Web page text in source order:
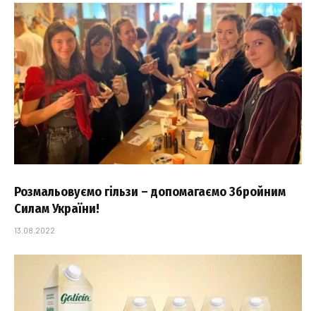
Розмальовуємо гільзи – допомагаємо Збройним
Силам України!
13.08.2022